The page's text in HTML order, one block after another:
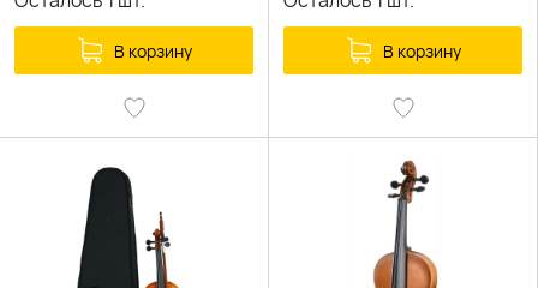
В корзину В корзину